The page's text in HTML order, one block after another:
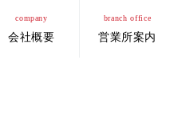
company
会社概要
branch office
営業所案内